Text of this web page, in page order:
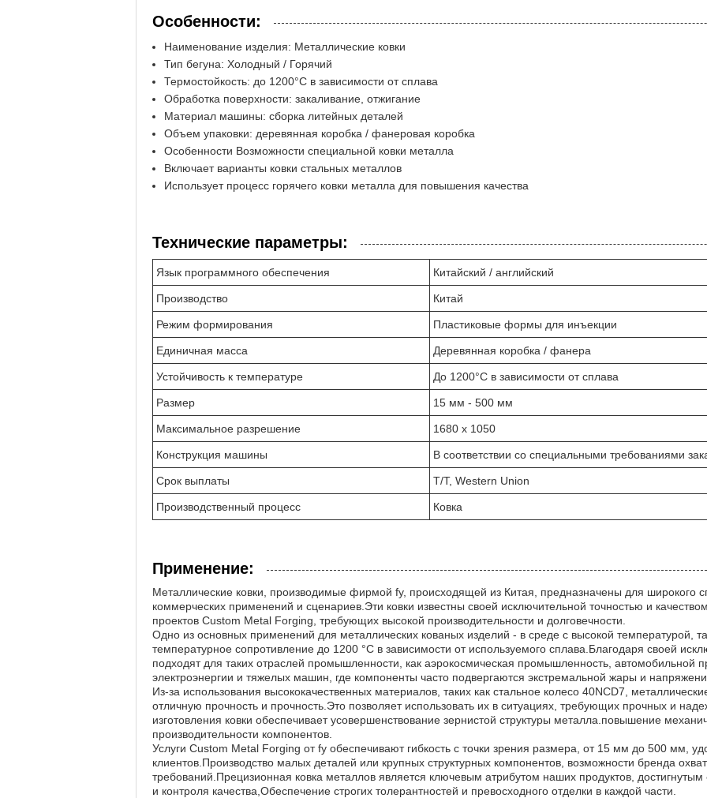
Особенности:
Наименование изделия: Металлические ковки
Тип бегуна: Холодный / Горячий
Термостойкость: до 1200°C в зависимости от сплава
Обработка поверхности: закаливание, отжигание
Материал машины: сборка литейных деталей
Объем упаковки: деревянная коробка / фанеровая коробка
Особенности Возможности специальной ковки металла
Включает варианты ковки стальных металлов
Использует процесс горячего ковки металла для повышения качества
Технические параметры:
Язык программного обеспечения Китайский / английский
Производство Китай
Режим формирования Пластиковые формы для инъекции
Единичная масса Деревянная коробка / фанера
Устойчивость к температуре До 1200°C в зависимости от сплава
Размер 15 мм - 500 мм
Максимальное разрешение 1680 х 1050
Конструкция машины В соответствии со специальными требованиями
Срок выплаты T/T, Western Union
Производственный процесс Ковка
Применение:
Металлические ковки, производимые фирмой fy, происходящей из Китая, предназначены для широкого
коммерческих применений и сценариев.Эти ковки известны своей исключительной точностью и
проектов Custom Metal Forging, требующих высокой производительности и долговечности.
Одно из основных применений для металлических кованых изделий - в среде с высокой температурой,
температурное сопротивление до 1200 °C в зависимости от используемого сплава.Благодаря своей
подходят для таких отраслей промышленности, как аэрокосмическая промышленность, автомобильной
электроэнергии и тяжелых машин, где компоненты часто подвергаются экстремальной жары и
Из-за использования высококачественных материалов, таких как стальное колесо 40NCD7,
отличную прочность и прочность.Это позволяет использовать их в ситуациях, требующих прочных и
изготовления ковки обеспечивает усовершенствование зернистой структуры металла.повышение
производительности компонентов.
Услуги Custom Metal Forging от fy обеспечивают гибкость с точки зрения размера, от 15 мм до 500 мм,
клиентов.Производство малых деталей или крупных структурных компонентов, возможности бренда
требований.Прецизионная ковка металлов является ключевым атрибутом наших продуктов,
и контроля качества,Обеспечение строгих толерантностей и превосходного отделки в каждой части.